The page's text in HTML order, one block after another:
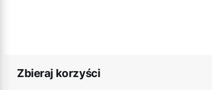
Zbieraj korzyści